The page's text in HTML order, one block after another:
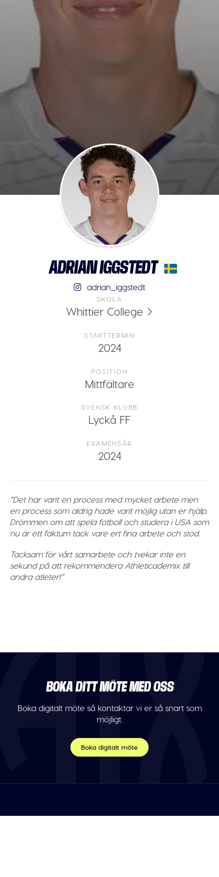
ADRIAN IGGSTEDT
adrian_iggstedt
SKOLA
Whittier College
STARTTERMIN
2024
POSITION
Mittfältare
SVENSK KLUBB
Lyckå FF
EXAMENSÅR
2024
”Det har varit en process med mycket arbete men
en process som aldrig hade varit möjlig utan er hjälp.
Drömmen om att spela fotboll och studera i USA som
nu är ett faktum tack vare ert fina arbete och stöd.
Tacksam för vårt samarbete och tvekar inte en
sekund på att rekommendera Athleticademix till
andra atleter!”
BOKA DITT MÖTE MED OSS
Boka digitalt möte så kontaktar vi er så snart som
möjligt.
Boka digitalt möte